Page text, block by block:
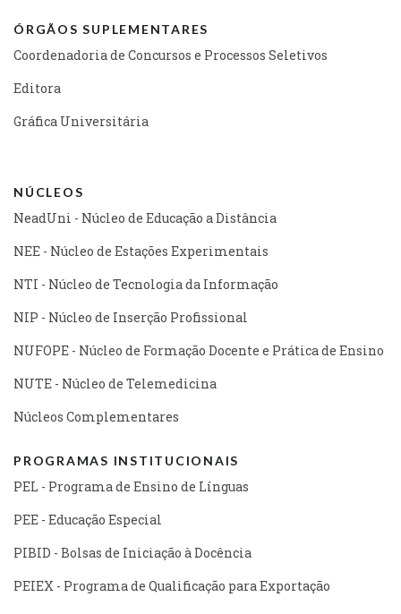
ÓRGÃOS SUPLEMENTARES
Coordenadoria de Concursos e Processos Seletivos
Editora
Gráfica Universitária
NÚCLEOS
NeadUni - Núcleo de Educação a Distância
NEE - Núcleo de Estações Experimentais
NTI - Núcleo de Tecnologia da Informação
NIP - Núcleo de Inserção Profissional
NUFOPE - Núcleo de Formação Docente e Prática de Ensino
NUTE - Núcleo de Telemedicina
Núcleos Complementares
PROGRAMAS INSTITUCIONAIS
PEL - Programa de Ensino de Línguas
PEE - Educação Especial
PIBID - Bolsas de Iniciação à Docência
PEIEX - Programa de Qualificação para Exportação